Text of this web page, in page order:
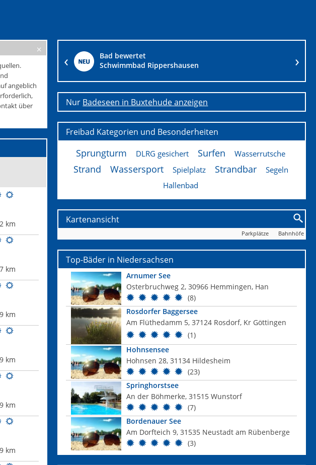
angeblich
über
2 km
7 km
9 km
9 km
9 km
9 km
Bad bewertet
Schwimmbad Rippershausen
Nur Badeseen in Buxtehude anzeigen
Freibad Kategorien und Besonderheiten
Sprungturm DLRG gesichert Surfen Wasserrutsche
Strand Wassersport Spielplatz Strandbar
Segeln
Hallenbad
Kartenansicht
Bahnhöfe
Parkplätze
Top-Bäder in Niedersachsen
Arnumer See
Osterbruchweg 2, 30966 Hemmingen, Han
(8)
Rosdorfer Baggersee
Am Flüthedamm 5, 37124 Rosdorf, Kr Göttingen
(1)
Hohnsensee
Hohnsen 28, 31134 Hildesheim
(23)
Springhorstsee
An der Böhmerke, 31515 Wunstorf
(7)
Bordenauer See
Am Dorfteich 9, 31535 Neustadt am Rübenberge
(3)